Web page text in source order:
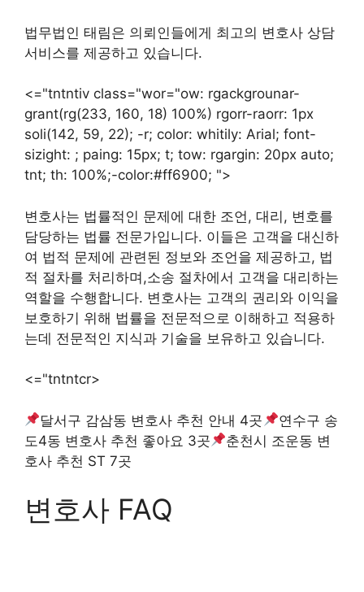
법무법인 태림은 의뢰인들에게 최고의 변호사 상담
서비스를 제공하고 있습니다.
<="tntntiv class="wor="ow: rgackgrounar-
grant(rg(233, 160, 18) 100%) rgorr-raorr: 1px
soli(142, 59, 22); -r; color: whitily: Arial; font-
sizight: ; paing: 15px; t; tow: rgargin: 20px auto;
tnt; th: 100%;-color:#ff6900; ">
변호사는 법률적인 문제에 대한 조언, 대리, 변호를
담당하는 법률 전문가입니다. 이들은 고객을 대신하
여 법적 문제에 관련된 정보와 조언을 제공하고, 법
적 절차를 처리하며,소송 절차에서 고객을 대리하는
역할을 수행합니다. 변호사는 고객의 권리와 이익을
보호하기 위해 법률을 전문적으로 이해하고 적용하
는데 전문적인 지식과 기술을 보유하고 있습니다.
<="tntntcr>
달서구 감삼동 변호사 추천 안내 4곳
연수구 송
도4동 변호사 추천 좋아요 3곳
춘천시 조운동 변
호사 추천 ST 7곳
변호사 FAQ